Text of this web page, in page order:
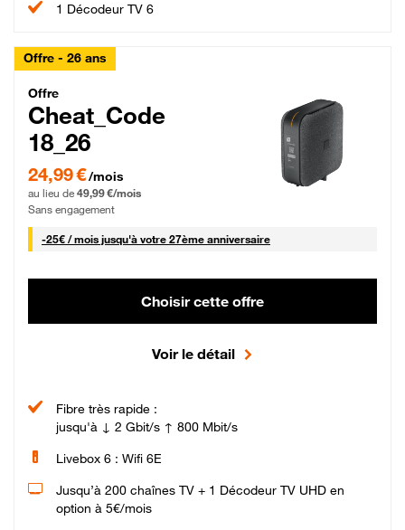
1 Décodeur TV 6
Offre - 26 ans
Cheat_Code Fibre_18_26
Offre
Cheat_Code
18_26
24,99 € par mois pendant 0 mois puis 49,99 € par mois, Sans engagement
24,99 €/mois
au lieu de 49,99 €/mois
Sans engagement
-25€ / mois25 € par mois
jusqu'à votre 27ème anniversaire
Choisir cette offre
Voir le détail
Fibre très rapide :
jusqu'à ↓ 2 Gbit/s ↑ 800 Mbit/s
Livebox 6 : Wifi 6E
Jusqu’à 200 chaînes TV + 1 Décodeur TV UHD en
option à 5€/mois